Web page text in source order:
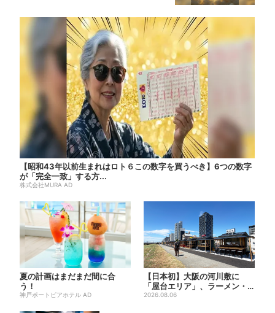
【昭和43年以前生まれはロト６この数字を買うべき】6つの数字
が「完全一致」する方...
株式会社MURA AD
夏の計画はまだまだ間に合
う！
神戸ポートピアホテル AD
【日本初】大阪の河川敷に
「屋台エリア」、ラーメン・
焼肉・しゃぶしゃぶ・カフェ
2026.08.06